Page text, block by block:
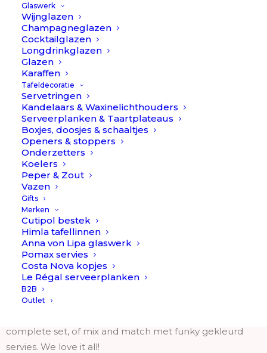
Glaswerk
Wijnglazen
Champagneglazen
Cocktailglazen
Longdrinkglazen
Glazen
Karaffen
Tafeldecoratie
Servetringen
Kandelaars & Waxinelichthouders
Serveerplanken & Taartplateaus
Boxjes, doosjes & schaaltjes
Openers & stoppers
Onderzetters
Koelers
Peper & Zout
Vazen
Gifts
Merken
Cutipol bestek
Himla tafellinnen
Anna von Lipa glaswerk
Pomax servies
Costa Nova kopjes
Le Régal serveerplanken
B2B
Outlet
BESCHRIJVING
Porcelino // Pomax
Porcelino // Pomax is een te gekke servies collectie van
het Belgische merk Pomax.
Design van dit servies is “imperfect”. De randen van het
servies zijn dus niet strak en daarmee creëer je een
nonchalant look op tafel. Ook heeft het servies wat
effect in het bord of kom, waardoor het een spannend
servies is.
Combineer bijvoorbeeld met een linnen tafelkleed en
linnen servetten voor de relaxte look. Wit als basic maar
toch net even anders!
complete set, of mix and match met funky gekleurd
servies. We love it all!